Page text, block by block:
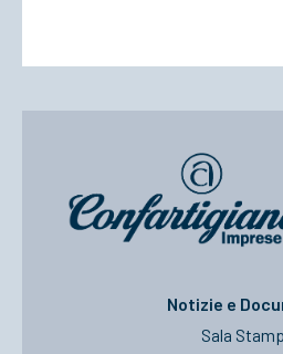
Notizie e
Sala